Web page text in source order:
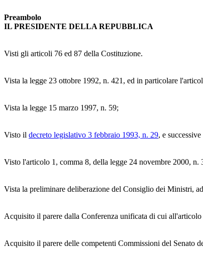
Preambolo
IL PRESIDENTE DELLA REPUBBLICA
Visti gli articoli 76 ed 87 della Costituzione.
Vista la legge 23 ottobre 1992, n. 421, ed in particolare
Vista la legge 15 marzo 1997, n. 59;
Visto il decreto legislativo 3 febbraio 1993, n. 29, e
Visto l'articolo 1, comma 8, della legge 24 novembre 2000, n.
Vista la preliminare deliberazione del Consiglio dei Ministri,
Acquisito il parere dalla Conferenza unificata di cui
Acquisito il parere delle competenti Commissioni del Senato